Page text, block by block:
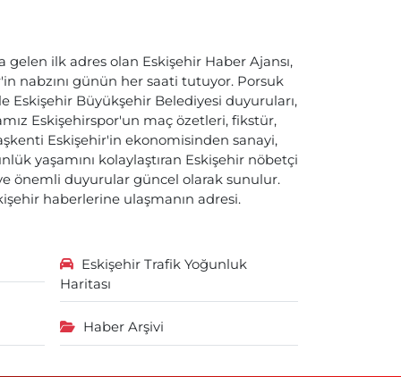
ilk adres olan Eskişehir Haber Ajansı,
nabzını günün her saati tutuyor. Porsuk
Eskişehir Büyükşehir Belediyesi duyuruları,
Eskişehirspor'un maç özetleri, fikstür,
Eskişehir'in ekonomisinden sanayi,
yaşamını kolaylaştıran Eskişehir nöbetçi
önemli duyurular güncel olarak sunulur.
haberlerine ulaşmanın adresi.
Eskişehir Trafik Yoğunluk
Haritası
Haber Arşivi